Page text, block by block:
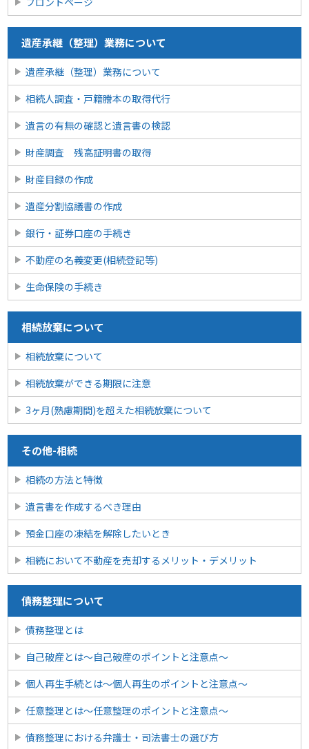
遺産承継（整理）業務について
遺産承継（整理）業務について
相続人調査・戸籍謄本の取得代行
遺言の有無の確認と遺言書の検認
財産調査 残高証明書の取得
財産目録の作成
遺産分割協議書の作成
銀行・証券口座の手続き
不動産の名義変更(相続登記等)
生命保険の手続き
相続放棄について
相続放棄について
相続放棄ができる期限に注意
3ヶ月(熟慮期間)を超えた相続放棄について
その他-相続
相続の方法と特徴
遺言書を作成するべき理由
預金口座の凍結を解除したいとき
相続において不動産を売却するメリット・デメリット
債務整理について
債務整理とは
自己破産とは〜自己破産のポイントと注意点〜
個人再生手続とは～個人再生のポイントと注意点～
任意整理とは〜任意整理のポイントと注意点〜
債務整理における弁護士・司法書士の選び方